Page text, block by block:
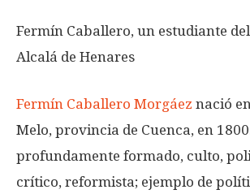
Fermín Caballero, un estudiante
Alcalá de Henares
Fermín Caballero Morgáez nació
Melo, provincia de Cuenca, en
profundamente formado, culto,
crítico, reformista; ejemplo de